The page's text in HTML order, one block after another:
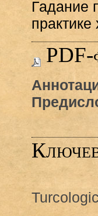
Гадание
PDF-